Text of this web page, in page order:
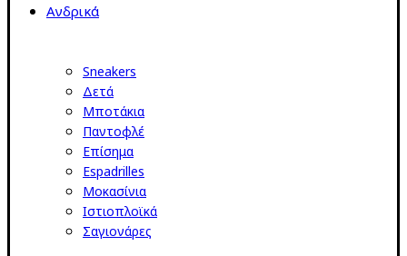
Ανδρικά
Sneakers
Δετά
Μποτάκια
Παντοφλέ
Επίσημα
Espadrilles
Μοκασίνια
Ιστιοπλοϊκά
Σαγιονάρες